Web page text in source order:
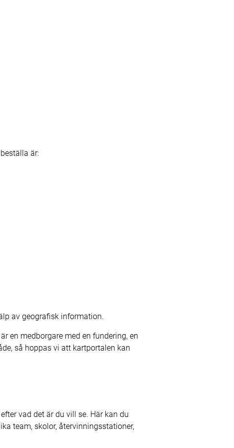
är:
av geografisk information.
en medborgare med en fundering, en
så hoppas vi att kartportalen kan
vad det är du vill se. Här kan du
team, skolor, återvinningsstationer,